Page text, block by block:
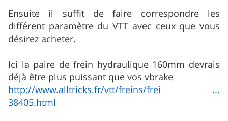
Ensuite il suffit de faire correspondre les
différent paramètre du VTT avec ceux que vous
désirez acheter.
Ici la paire de frein hydraulique 160mm devrais
déjà être plus puissant que vos vbrake
http://www.alltricks.fr/vtt/freins/frei ...
38405.html